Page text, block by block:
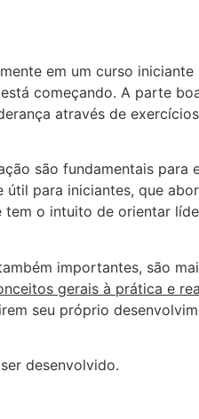
em um curso
começando. A parte
através de
são fundamentais para
para iniciantes, que
tem o intuito de orientar
importantes, são
gerais à prática e
seu próprio
desenvolvido.